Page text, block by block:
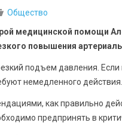
Общество
медицинской помощи
повышения
подъем давления.
немедленного действия.
как правильно
предпринять в